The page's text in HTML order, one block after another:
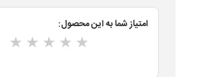
امتیاز شما به این محصول:
★ ★ ★ ★ ★